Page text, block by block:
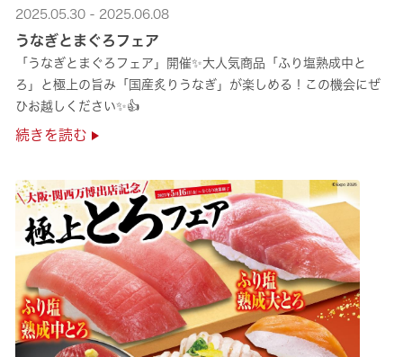
2025.05.30 - 2025.06.08
うなぎとまぐろフェア
「うなぎとまぐろフェア」開催✨大人気商品「ふり塩熟成中と
ろ」と極上の旨み「国産炙りうなぎ」が楽しめる！この機会にぜ
ひお越しください✨👍
続きを読む